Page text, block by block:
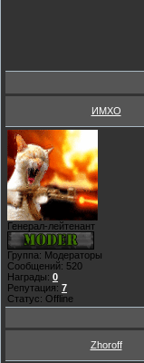
ИМХО
Генерал-лейтенант
Группа: Модераторы
Сообщений: 520
Награды: 0
Репутация: 7
Статус: Offline
Zhoroff